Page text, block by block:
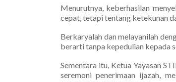
Menurutnya, keberhasilan
cepat, tetapi tentang ketekunan
Berkaryalah dan melayanilah
berarti tanpa kepedulian kepada
Sementara itu, Ketua Yayasan
seremoni penerimaan ijazah,